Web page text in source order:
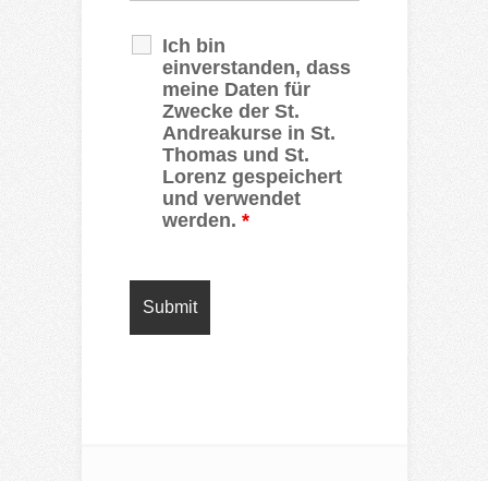
Ich bin
einverstanden, dass
meine Daten für
Zwecke der St.
Andreakurse in St.
Thomas und St.
Lorenz gespeichert
und verwendet
werden. *